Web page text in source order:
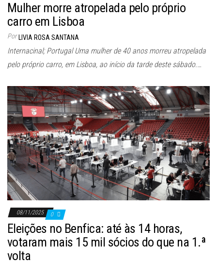
Mulher morre atropelada pelo próprio
carro em Lisboa
Por LIVIA ROSA SANTANA
Internacinal; Portugal Uma mulher de 40 anos morreu atropelada
pelo próprio carro, em Lisboa, ao início da tarde deste sábado.…
08/11/2025 0
Eleições no Benfica: até às 14 horas,
votaram mais 15 mil sócios do que na 1.ª
volta